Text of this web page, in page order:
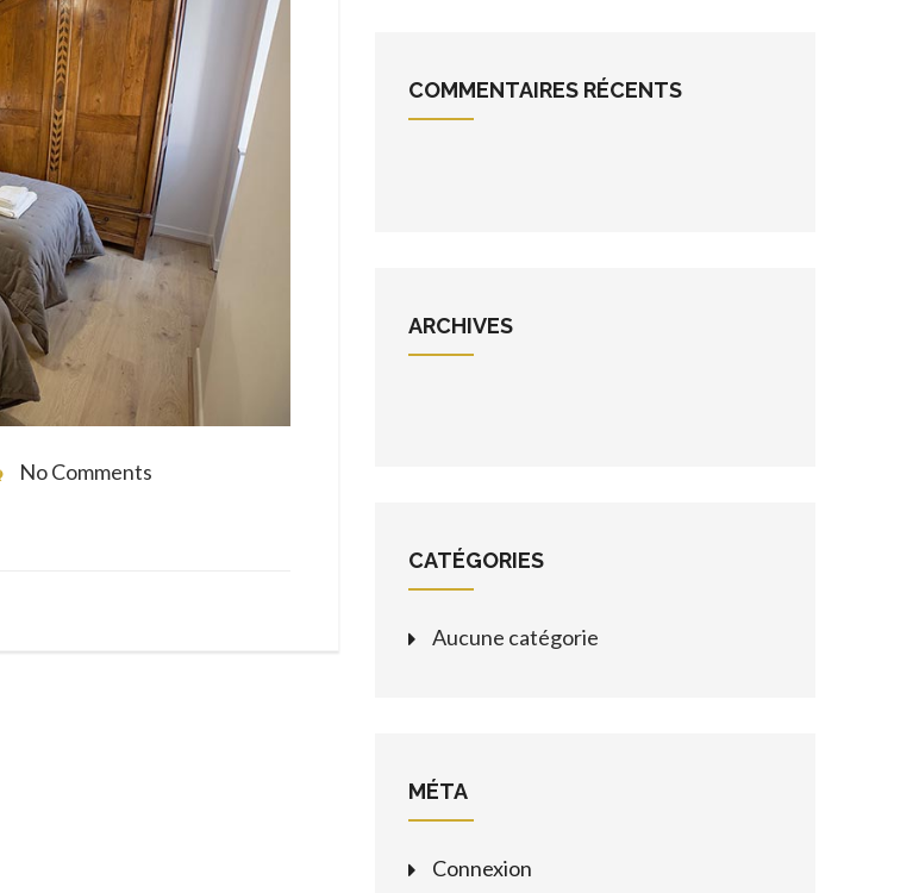
No Comments
COMMENTAIRES RÉCENTS
ARCHIVES
CATÉGORIES
Aucune catégorie
MÉTA
Connexion